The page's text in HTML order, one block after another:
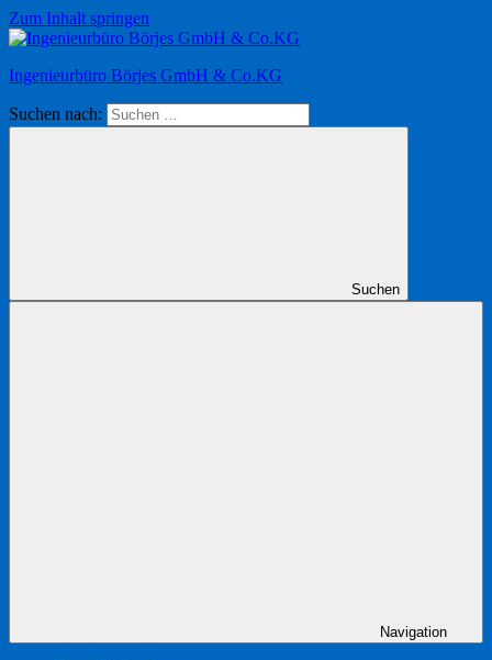
Zum Inhalt springen
Ingenieurbüro Börjes GmbH & Co.KG
Suchen nach:
Suchen
Navigation